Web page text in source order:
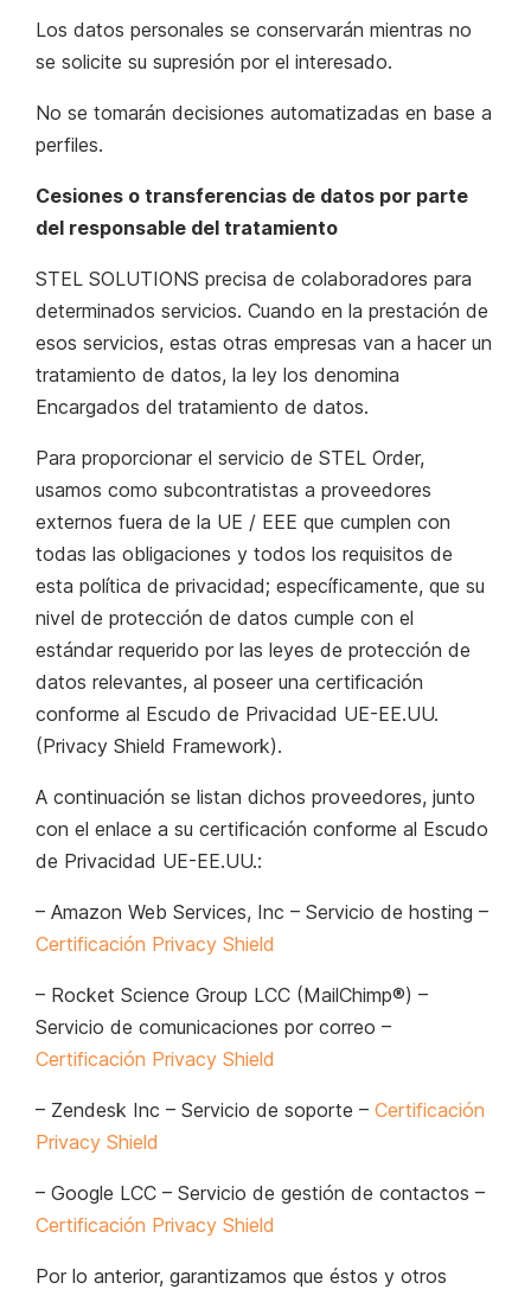
Los datos personales se conservarán mientras no
se solicite su supresión por el interesado.
No se tomarán decisiones automatizadas en base a
perfiles.
Cesiones o transferencias de datos por parte
del responsable del tratamiento
STEL SOLUTIONS precisa de colaboradores para
determinados servicios. Cuando en la prestación de
esos servicios, estas otras empresas van a hacer un
tratamiento de datos, la ley los denomina
Encargados del tratamiento de datos.
Para proporcionar el servicio de STEL Order,
usamos como subcontratistas a proveedores
externos fuera de la UE / EEE que cumplen con
todas las obligaciones y todos los requisitos de
esta política de privacidad; específicamente, que su
nivel de protección de datos cumple con el
estándar requerido por las leyes de protección de
datos relevantes, al poseer una certificación
conforme al Escudo de Privacidad UE-EE.UU.
(Privacy Shield Framework).
A continuación se listan dichos proveedores, junto
con el enlace a su certificación conforme al Escudo
de Privacidad UE-EE.UU.:
– Amazon Web Services, Inc – Servicio de hosting –
Certificación Privacy Shield
– Rocket Science Group LCC (MailChimp®) –
Servicio de comunicaciones por correo –
Certificación Privacy Shield
– Zendesk Inc – Servicio de soporte – Certificación
Privacy Shield
– Google LCC – Servicio de gestión de contactos –
Certificación Privacy Shield
Por lo anterior, garantizamos que éstos y otros